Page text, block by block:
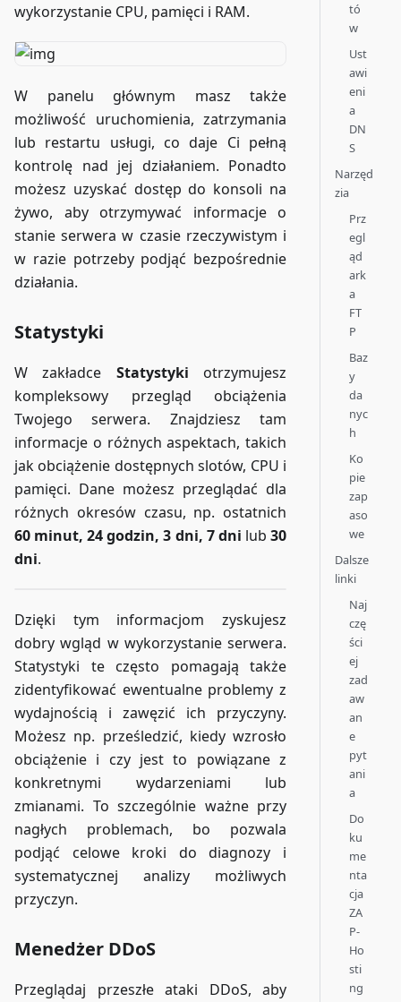
wykorzystanie CPU, pamięci i RAM.
W panelu głównym masz także
możliwość uruchomienia, zatrzymania
lub restartu usługi, co daje Ci pełną
kontrolę nad jej działaniem. Ponadto
możesz uzyskać dostęp do konsoli na
żywo, aby otrzymywać informacje o
stanie serwera w czasie rzeczywistym i
w razie potrzeby podjąć bezpośrednie
działania.
Statystyki
W zakładce Statystyki otrzymujesz
kompleksowy przegląd obciążenia
Twojego serwera. Znajdziesz tam
informacje o różnych aspektach, takich
jak obciążenie dostępnych slotów, CPU i
pamięci. Dane możesz przeglądać dla
różnych okresów czasu, np. ostatnich
60 minut, 24 godzin, 3 dni, 7 dni lub30
dni.
Dzięki tym informacjom zyskujesz
dobry wgląd w wykorzystanie serwera.
Statystyki te często pomagają także
zidentyfikować ewentualne problemy z
wydajnością i zawęzić ich przyczyny.
Możesz np. prześledzić, kiedy wzrosło
obciążenie i czy jest to powiązane z
konkretnymi wydarzeniami lub
zmianami. To szczególnie ważne przy
nagłych problemach, bo pozwala
podjąć celowe kroki do diagnozy i
systematycznej analizy możliwych
przyczyn.
Menedżer DDoS
Przeglądaj przeszłe ataki DDoS, aby
tó
w
Ust
awi
eni
a
DN
S
Narzęd
zia
Prz
egl
ąd
ark
a
FT
P
Baz
y
da
nyc
h
Ko
pie
zap
aso
we
Dalsze
linki
Naj
czę
ści
ej
zad
aw
an
e
pyt
ani
a
Do
ku
me
nta
cja
ZA
P-
Ho
sti
ng